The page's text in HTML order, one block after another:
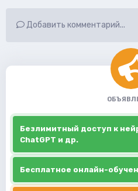
Добавить комментарий...
Безлимитный доступ к
ChatGPT и др.
Бесплатное онлайн-